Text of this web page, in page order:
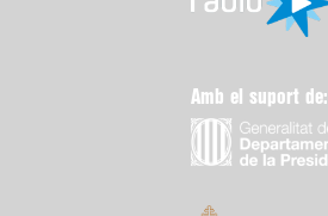
Amb el suport de: